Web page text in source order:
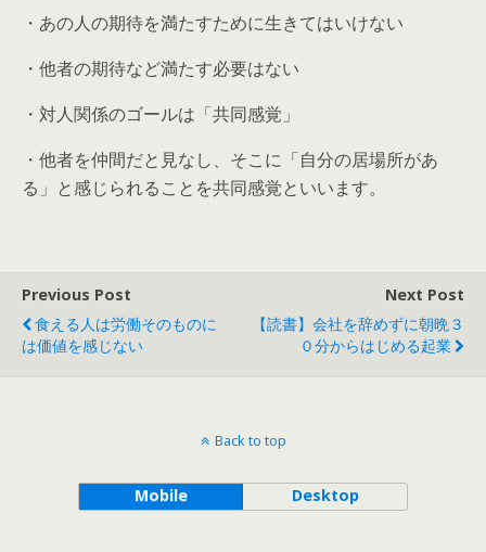
・あの人の期待を満たすために生きてはいけない
・他者の期待など満たす必要はない
・対人関係のゴールは「共同感覚」
・他者を仲間だと見なし、そこに「自分の居場所があ
る」と感じられることを共同感覚といいます。
Previous Post
食える人は労働そのものに
は価値を感じない
Next Post
【読書】会社を辞めずに朝晩３
０分からはじめる起業
Back to top
Mobile Desktop